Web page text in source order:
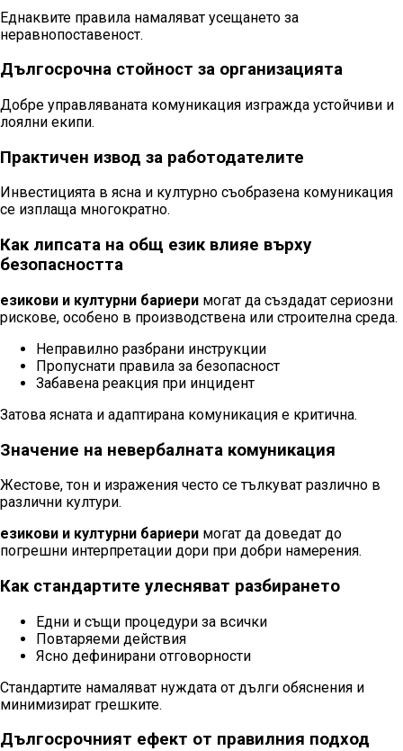
Еднаквите правила намаляват усещането за
неравнопоставеност.
Дългосрочна стойност за организацията
Добре управляваната комуникация изгражда устойчиви и
лоялни екипи.
Практичен извод за работодателите
Инвестицията в ясна и културно съобразена комуникация
се изплаща многократно.
Как липсата на общ език влияе върху
безопасността
езикови и културни бариери могат да създадат сериозни
рискове, особено в производствена или строителна среда.
Неправилно разбрани инструкции
Пропуснати правила за безопасност
Забавена реакция при инцидент
Затова ясната и адаптирана комуникация е критична.
Значение на невербалната комуникация
Жестове, тон и изражения често се тълкуват различно в
различни култури.
езикови и културни бариери могат да доведат до
погрешни интерпретации дори при добри намерения.
Как стандартите улесняват разбирането
Едни и същи процедури за всички
Повтаряеми действия
Ясно дефинирани отговорности
Стандартите намаляват нуждата от дълги обяснения и
минимизират грешките.
Дългосрочният ефект от правилния подход